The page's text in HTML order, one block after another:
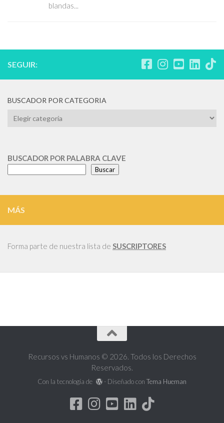
blandas...
SEGUIR:
BUSCADOR POR CATEGORIA
BUSCADOR
BUSCADOR POR PALABRA CLAVE
Buscar
MÁS
Forma parte de nuestra lista de SUSCRIPTORES
Recursos vs Humanos © 2026. Todos los Derechos
Reservados.
Con la tecnología de - Diseñado con Tema Hueman